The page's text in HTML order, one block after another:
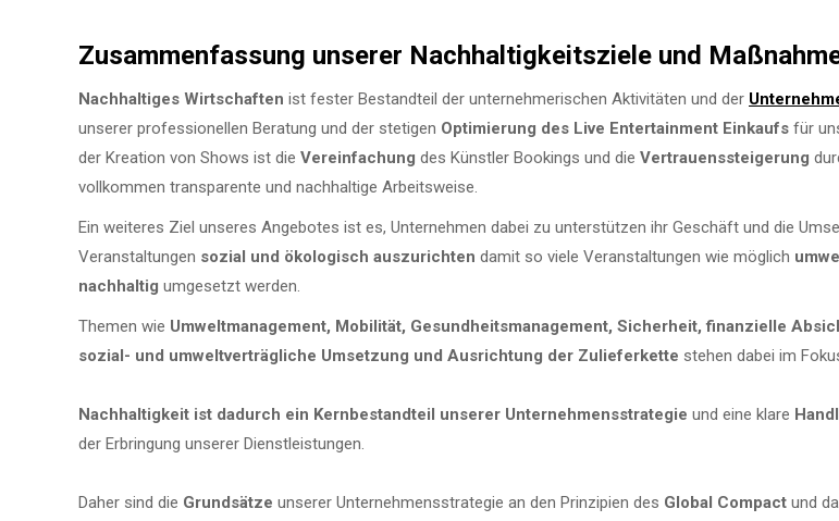
Zusammenfassung unserer Nachhaltigkeitsziele und
Nachhaltiges Wirtschaften ist fester Bestandteil der unternehmerischen Aktivitäten und der
unserer professionellen Beratung und der stetigen Optimierung des Live Entertainment Einkaufs für
der Kreation von Shows ist die Vereinfachung des Künstler Bookings und die Vertrauenssteigerung
vollkommen transparente und nachhaltige Arbeitsweise.
Ein weiteres Ziel unseres Angebotes ist es, Unternehmen dabei zu unterstützen ihr Geschäft und die
Veranstaltungen sozial und ökologisch auszurichten damit so viele Veranstaltungen wie möglich
nachhaltig umgesetzt werden.
Themen wie Umweltmanagement, Mobilität, Gesundheitsmanagement, Sicherheit, finanzielle
sozial- und umweltverträgliche Umsetzung und Ausrichtung der Zulieferkette stehen dabei im
Nachhaltigkeit ist dadurch ein Kernbestandteil unserer Unternehmensstrategie und eine klare
der Erbringung unserer Dienstleistungen.
Daher sind die Grundsätze unserer Unternehmensstrategie an den Prinzipien des Global Compact und